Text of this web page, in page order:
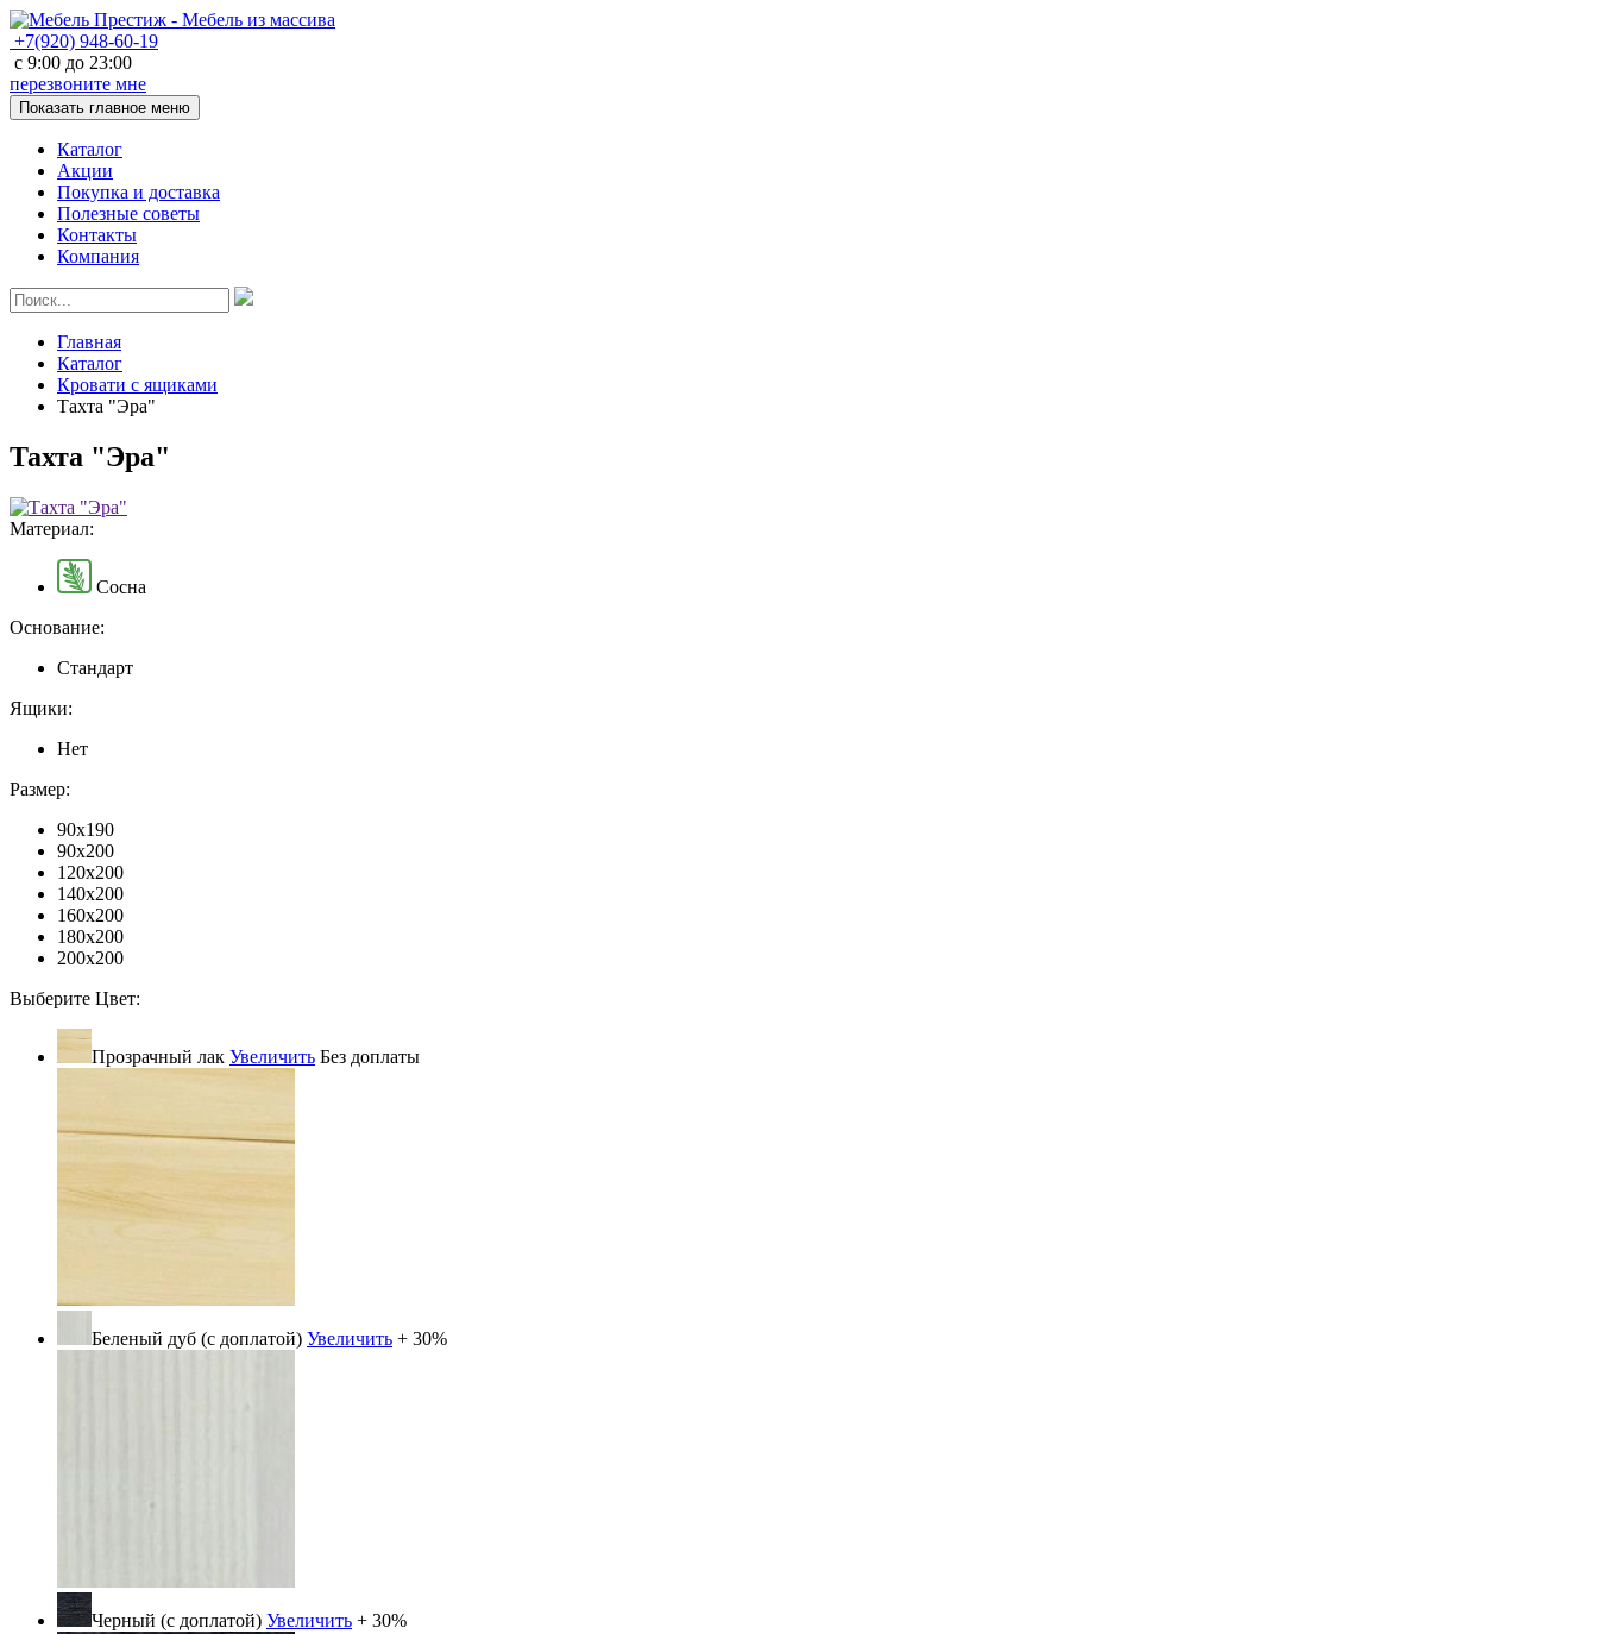
+7(920) 948-60-19
с 9:00 до 23:00
перезвоните мне
Показать главное меню
Каталог
Акции
Покупка и доставка
Полезные советы
Контакты
Компания
Главная
Каталог
Кровати с ящиками
Тахта "Эра"
Тахта "Эра"
Материал:
Сосна
Основание:
Стандарт
Ящики:
Нет
Размер:
90x190
90x200
120x200
140x200
160x200
180x200
200x200
Выберите Цвет:
Прозрачный лак Увеличить Без доплаты
Беленый дуб (с доплатой) Увеличить + 30%
Черный (с доплатой) Увеличить + 30%